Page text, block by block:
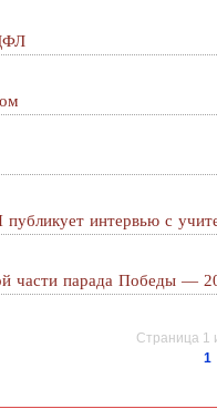
интервью с
части парада Победы —
Страница 1
1